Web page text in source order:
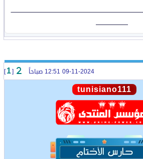
[
1
]
tunisiano111